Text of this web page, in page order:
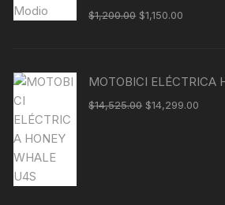
$1,200.00 $1,150.00
MOTOBICI ELÉCTRICA
$14,525.00 $14,299.00